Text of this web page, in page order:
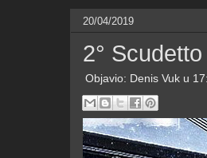
20/04/2019
2°
Objavio: Denis Vuk u